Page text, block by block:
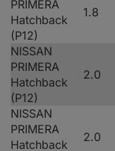
PRIMERA
Hatchback
(P12)
1.8
NISSAN
PRIMERA
Hatchback
(P12)
2.0
NISSAN
PRIMERA
Hatchback
2.0